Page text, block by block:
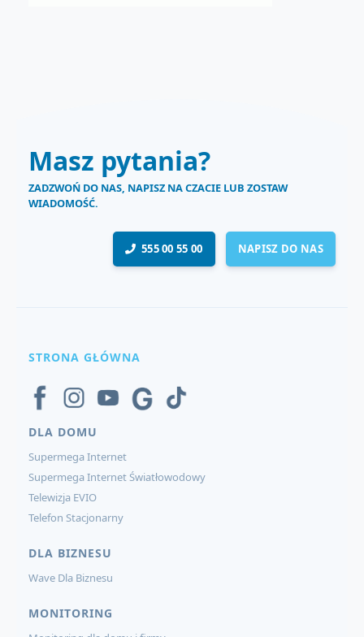
Masz pytania?
ZADZWOŃ DO NAS, NAPISZ NA CZACIE LUB ZOSTAW
WIADOMOŚĆ.
555 00 55 00 NAPISZ DO NAS
STRONA GŁÓWNA
DLA DOMU
Supermega Internet
Supermega Internet Światłowodowy
Telewizja EVIO
Telefon Stacjonarny
DLA BIZNESU
Wave Dla Biznesu
MONITORING